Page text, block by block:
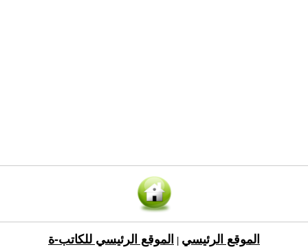
الموقع الرئيسي الموقع الرئيسي للكاتب-ة